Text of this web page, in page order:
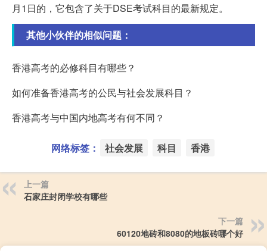
月1日的，它包含了关于DSE考试科目的最新规定。
其他小伙伴的相似问题：
香港高考的必修科目有哪些？
如何准备香港高考的公民与社会发展科目？
香港高考与中国内地高考有何不同？
网络标签： 社会发展 科目 香港
上一篇
石家庄封闭学校有哪些
下一篇
60120地砖和8080的地板砖哪个好